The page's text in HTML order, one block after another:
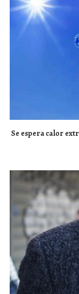
Se espera calor